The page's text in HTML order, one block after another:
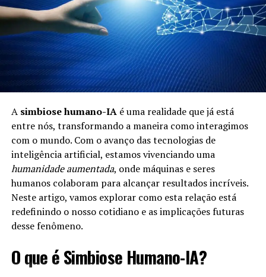
A simbiose humano-IAé uma realidade que já está
entre nós, transformando a maneira como interagimos
com o mundo. Com o avanço das tecnologias de
inteligência artificial, estamos vivenciando uma
humanidade aumentada, onde máquinas e seres
humanos colaboram para alcançar resultados incríveis.
Neste artigo, vamos explorar como esta relação está
redefinindo o nosso cotidiano e as implicações futuras
desse fenômeno.
O que é Simbiose Humano-IA?